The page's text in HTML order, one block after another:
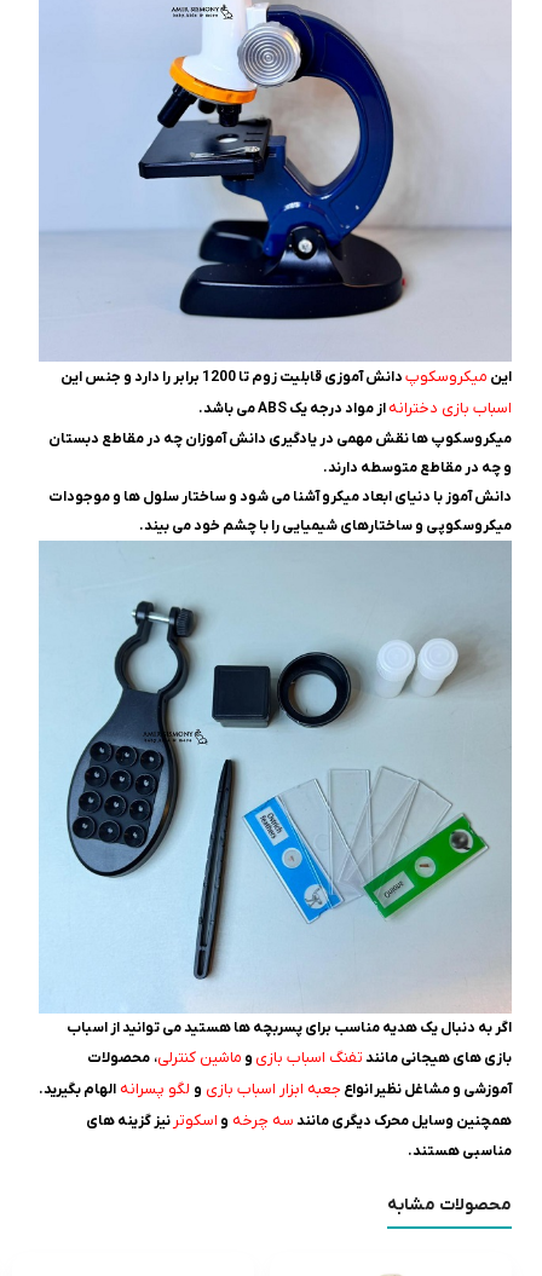
این میکروسکوپدانش آموزی قابلیت زوم تا 1200 برابر را دارد و جنس این
اسباب بازی دخترانهاز مواد درجه یک ABS می باشد.
میکروسکوپ ها نقش مهمی در یادگیری دانش آموزان چه در مقاطع دبستان
و چه در مقاطع متوسطه دارند.
دانش آموز با دنیای ابعاد میکرو آشنا می شود و ساختار سلول ها و موجودات
میکروسکوپی و ساختارهای شیمیایی را با چشم خود می بیند.
اگر به دنبال یک هدیه مناسب برای پسربچه ها هستید می توانید از اسباب
بازی های هیجانی مانندتفنگ اسباب بازی و ماشین کنترلی، محصولات
آموزشی و مشاغل نظیر انواع جعبه ابزار اسباب بازی و لگو پسرانه الهام بگیرید.
همچنین وسایل محرک دیگری مانندسه چرخه و اسکوتر نیز گزینه های
مناسبی هستند.
محصولات مشابه